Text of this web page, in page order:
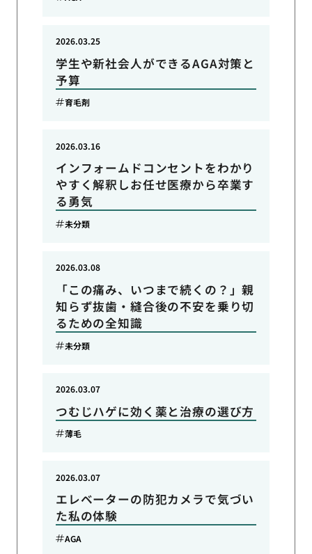
学生や新社会人ができるAGA対策と
予算
2026.03.25
育毛剤
インフォームドコンセントをわかり
やすく解釈しお任せ医療から卒業す
る勇気
2026.03.16
未分類
「この痛み、いつまで続くの？」親
知らず抜歯・縫合後の不安を乗り切
るための全知識
2026.03.08
未分類
つむじハゲに効く薬と治療の選び方
2026.03.07
薄毛
エレベーターの防犯カメラで気づい
た私の体験
2026.03.07
AGA